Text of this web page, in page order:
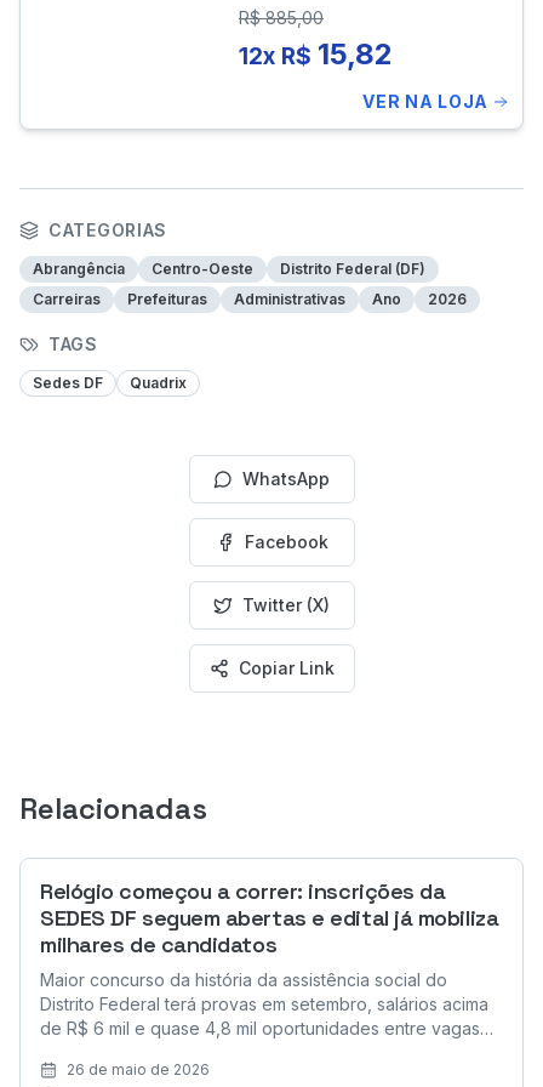
Distrito Federal - Sociologia
R$885,00
12x R$ 15,82
VER NA LOJA
CATEGORIAS
Abrangência Centro-Oeste
Distrito Federal (DF)
Carreiras
Prefeituras Administrativas Ano 2026
TAGS
Sedes DF Quadrix
WhatsApp
Facebook
Twitter (X)
Copiar Link
Relacionadas
Relógio começou a correr: inscrições da
SEDES DF seguem abertas e edital já mobiliza
milhares de candidatos
Maior concurso da história da assistência social do
Distrito Federal terá provas em setembro, salários acima
de R$ 6 mil e quase 4,8 mil oportunidades entre vagas
26 de maio de 2026